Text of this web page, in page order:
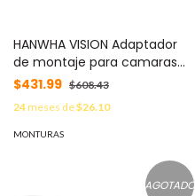
HANWHA VISION Adaptador
de montaje para camaras
tipo Domo Hanwha Vision
XNV-60/80/9083, PNV-
A60/70/9082 MOD: SBP-180C
$431.99 $608.43
24meses de$26.10
MONTURAS
AGOTADO